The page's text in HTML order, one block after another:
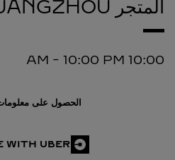
المتجر CARTIER
10:00 AM
- 10:00 PM
الحصول على
WITH UBER